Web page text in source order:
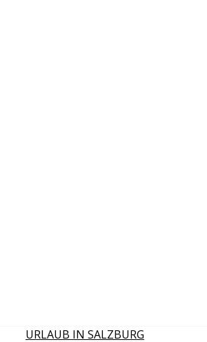
URLAUB IN SALZBURG